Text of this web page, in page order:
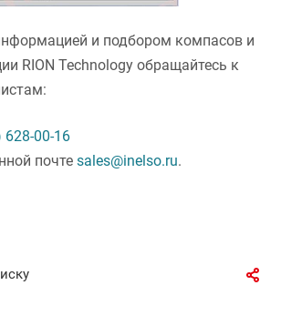
и подбором компасов и
RION Technology обращайтесь к
628-00-16
почте sales@inelso.ru.